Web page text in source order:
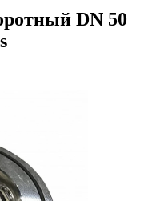
DN 50